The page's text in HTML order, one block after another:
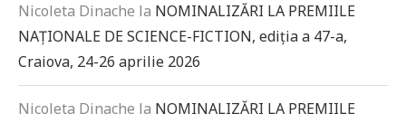
Nicoleta Dinache la NOMINALIZĂRI LA PREMIILE
NAȚIONALE DE SCIENCE-FICTION, ediția a 47-a,
Craiova, 24-26 aprilie 2026
Nicoleta Dinache la NOMINALIZĂRI LA PREMIILE